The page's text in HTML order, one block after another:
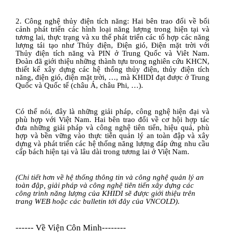
2. Công nghệ thủy điện tích năng: Hai bên trao đổi về bối
cảnh phát triển các hình loại năng lượng trong hiện tại và
tương lai, thực trạng và xu thế phát triển các tổ hợp các năng
lượng tái tạo như Thủy điện, Điện gió, Điện mặt trời với
Thủy điện tích năng và PIN ở Trung Quốc và Viêt Nam.
Đoàn đã giới thiệu những thành tựu trong nghiên cứu KHCN,
thiết kế xây dựng các hệ thống thủy điện, thủy điện tích
năng, điện gió, điện mặt trời, …, mà KHIDI đạt được ở Trung
Quốc và Quốc tế (châu Á, châu Phi, …).
Có thể nói, đây là những giải pháp, công nghệ hiện đại và
phù hợp với Việt Nam. Hai bên trao đổi về cơ hội hợp tác
đưa những giải pháp và công nghệ tiên tiến, hiệu quả, phù
hợp và bền vững vào thực tiễn quản lý an toàn đập và xây
dựng và phát triển các hệ thống năng lượng đáp ứng nhu cầu
cấp bách hiện tại và lâu dài trong tương lai ở Việt Nam.
(Chi tiết hơn về hệ thống thông tin và công nghệ quản lý an
toàn đập, giải pháp và công nghệ tiên tiến xây dựng các
công trình năng lượng của KHIDI sẽ được giới thiệu trên
trang WEB hoặc các bulletin tới đây của VNCOLD).
------ Về Viện Côn Minh--------